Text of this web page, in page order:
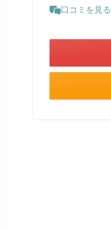
口コミを見る